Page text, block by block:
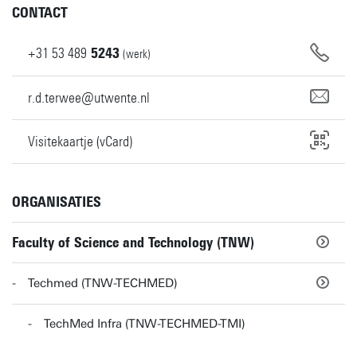
CONTACT
+31 53 489 5243 (werk)
r.d.terwee@utwente.nl
Visitekaartje (vCard)
ORGANISATIES
Faculty of Science and Technology (TNW)
Techmed (TNW-TECHMED)
TechMed Infra (TNW-TECHMED-TMI)